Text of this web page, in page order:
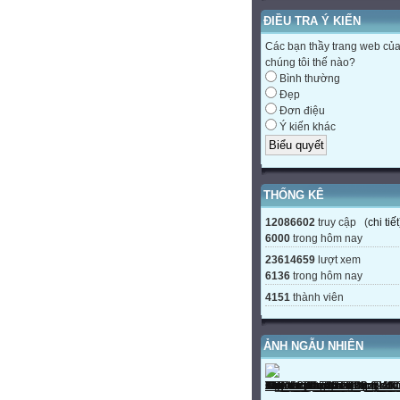
ĐIỀU TRA Ý KIẾN
Các bạn thầy trang web của
chúng tôi thế nào?
Bình thường
Đẹp
Đơn điệu
Ý kiến khác
THỐNG KÊ
12086602 truy cập (chi tiết
6000 trong hôm nay
23614659 lượt xem
6136 trong hôm nay
4151 thành viên
ẢNH NGẪU NHIÊN